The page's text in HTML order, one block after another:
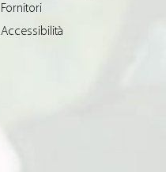
Fornitori
Accessibilità